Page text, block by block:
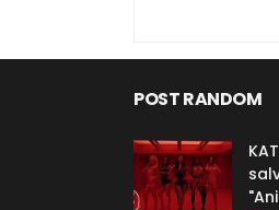
POST RANDOM